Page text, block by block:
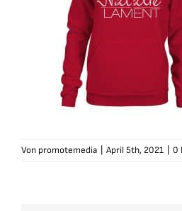
Von promotemedia April 5th, 2021 0